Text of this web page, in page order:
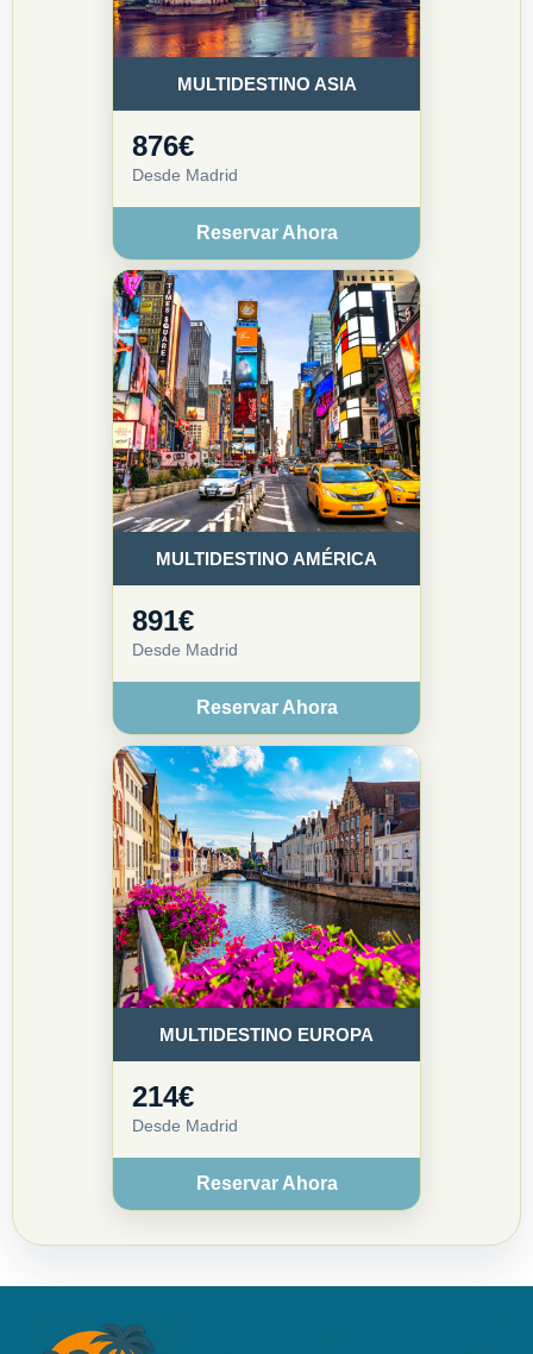
MULTIDESTINO ASIA
876€
Desde Madrid
Reservar Ahora
MULTIDESTINO AMÉRICA
891€
Desde Madrid
Reservar Ahora
MULTIDESTINO EUROPA
214€
Desde Madrid
Reservar Ahora